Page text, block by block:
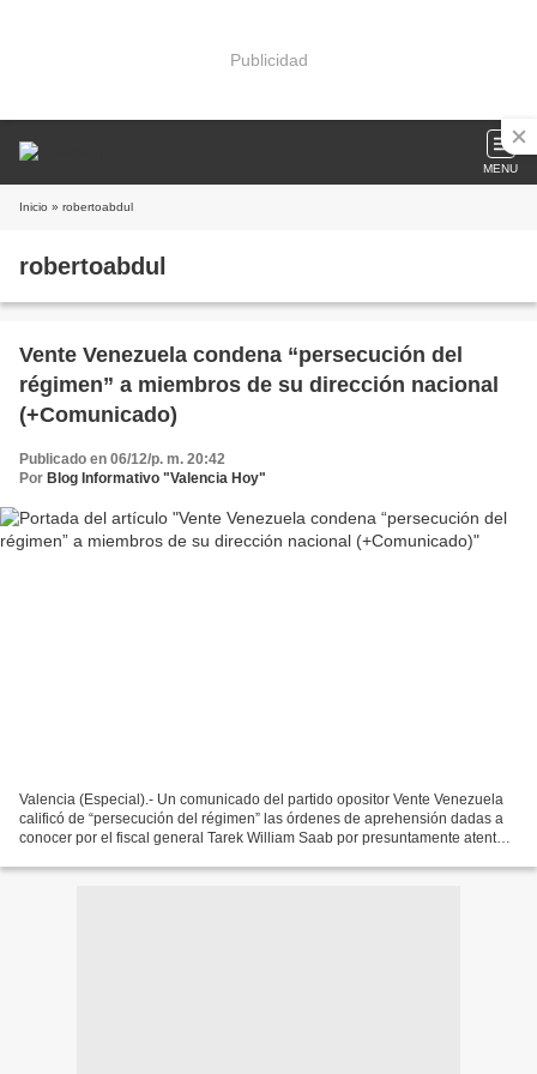
Publicidad
MENU
Inicio » robertoabdul
robertoabdul
Vente Venezuela condena “persecución del
régimen” a miembros de su dirección nacional
(+Comunicado)
Publicado en 06/12/p. m. 20:42
Por Blog Informativo "Valencia Hoy"
Valencia (Especial).- Un comunicado del partido opositor Vente Venezuela
calificó de “persecución del régimen” las órdenes de aprehensión dadas a
conocer por el fiscal general Tarek William Saab por presuntamente atentar,